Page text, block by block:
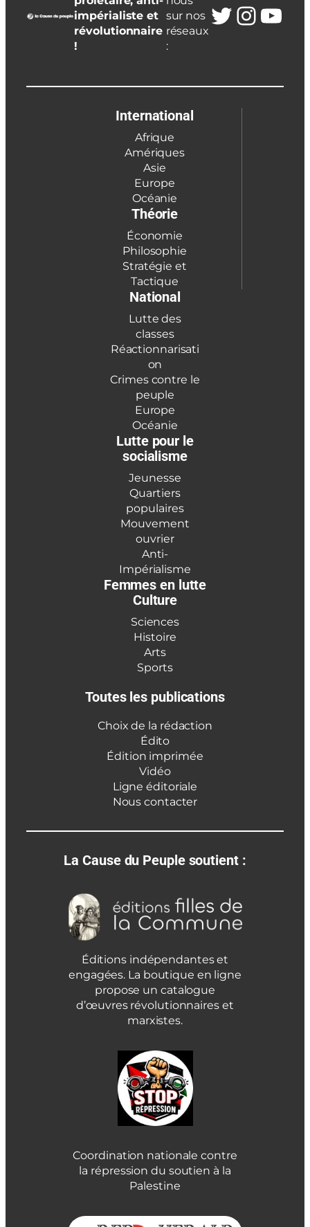
impérialiste et
révolutionnaire
!
sur nos
réseaux
:
Twitter
International
Afrique
Amériques
Asie
Europe
Océanie
Théorie
Économie
Philosophie
Stratégie et
Tactique
National
Lutte des
classes
Réactionnarisati
on
Crimes contre le
peuple
Europe
Océanie
Lutte pour le
socialisme
Jeunesse
Quartiers
populaires
Mouvement
ouvrier
Anti-
Impérialisme
Femmes en lutte
Culture
Sciences
Histoire
Arts
Sports
Toutes les publications
Choix de la rédaction
Édito
Édition imprimée
Vidéo
Ligne éditoriale
Nous contacter
La Cause du Peuple soutient :
Éditions indépendantes et
engagées. La boutique en ligne
propose un catalogue
d’œuvres révolutionnaires et
marxistes.
Coordination nationale contre
la répression du soutien à la
Palestine